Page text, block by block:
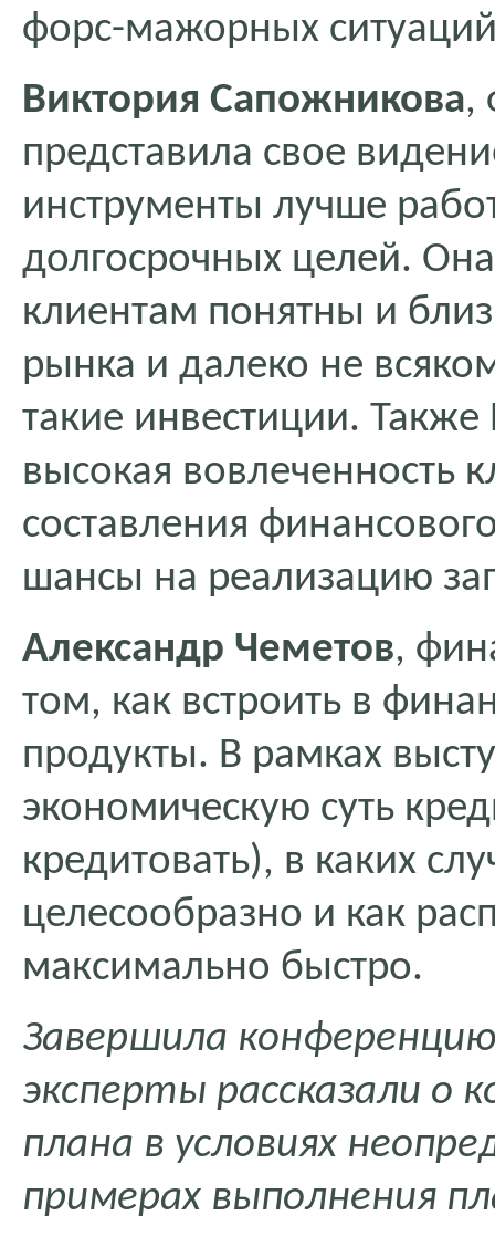
форс-мажорных
Виктория Сапожникова,
представила свое
инструменты лучше
долгосрочных целей.
клиентам понятны и
рынка и далеко не
такие инвестиции.
высокая вовлеченность
составления
шансы на реализацию
Александр Чеметов,
том, как встроить в
продукты. В рамках
экономическую суть
кредитовать), в каких
целесообразно и как
максимально быстро.
Завершила конференцию
эксперты рассказали о
плана в условиях
примерах выполнения